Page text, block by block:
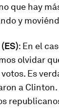
que hay
y
: En el
olvidar
Es
a